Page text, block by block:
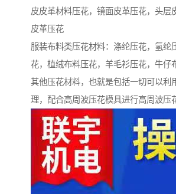
皮皮革材料压花，镜面皮革压花，头层
皮革压花
服装布料类压花材料：涤纶压花，氢纶
花，植绒布料压花，羊毛衫压花，牛仔
其他压花材料，也就是包括一切可以利
理，配合高周波压花模具进行高周波压